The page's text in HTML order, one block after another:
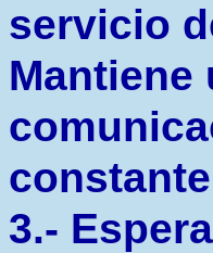
servicio
Mantiene
3.-